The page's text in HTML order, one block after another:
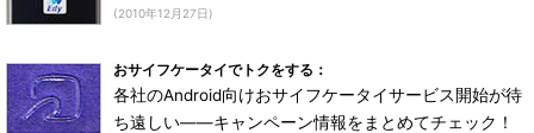
(2010年12月27日)
おサイフケータイでトクをする：
各社のAndroid向けおサイフケータイサービス開始が待
ち遠しい――キャンペーン情報をまとめてチェック！